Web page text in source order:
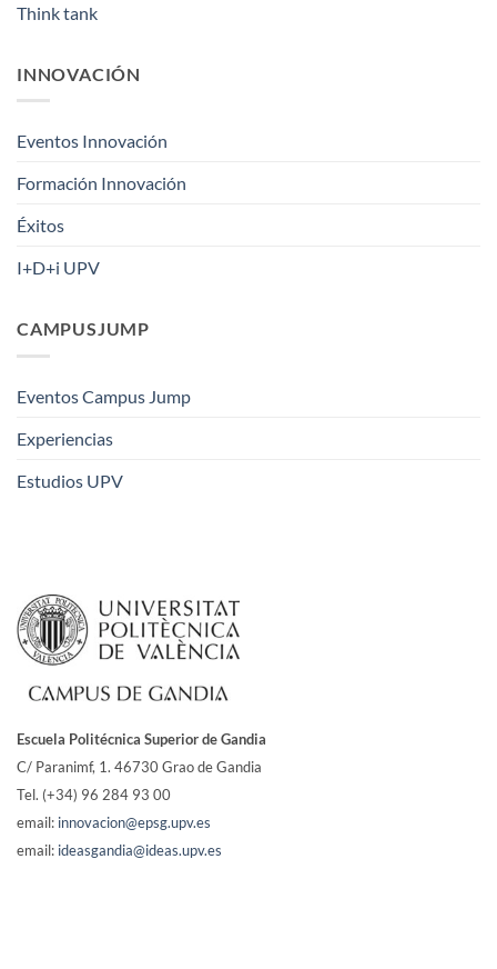
Think tank
INNOVACIÓN
Eventos Innovación
Formación Innovación
Éxitos
I+D+i UPV
CAMPUSJUMP
Eventos Campus Jump
Experiencias
Estudios UPV
Escuela Politécnica Superior de Gandia
C/ Paranimf, 1. 46730 Grao de Gandia
Tel. (+34) 96 284 93 00
email: innovacion@epsg.upv.es
email: ideasgandia@ideas.upv.es